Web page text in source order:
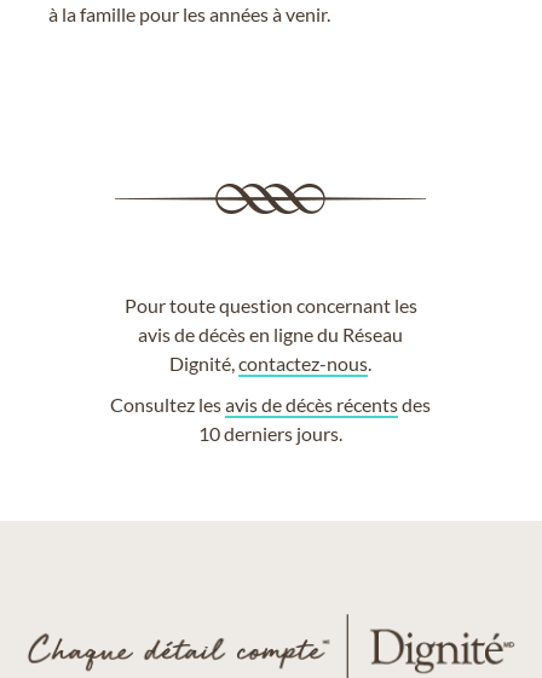
à la famille pour les années à venir.
Pour toute question concernant les
avis de décès en ligne du Réseau
Dignité,contactez-nous
Consultez lesavis de décès récentsdes
10 derniers jours.